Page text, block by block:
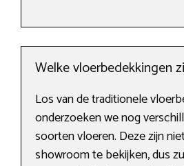
Welke vloerbedekkingen
Los van de traditionele
onderzoeken we nog
soorten vloeren. Deze zijn
showroom te bekijken, dus